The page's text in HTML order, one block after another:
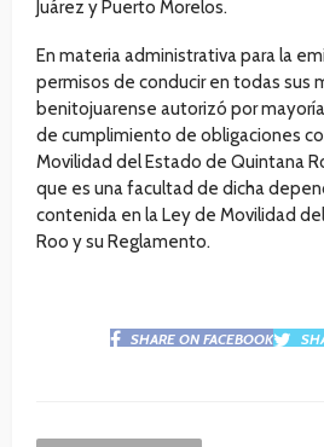
Juárez y Puerto Morelos.
En materia administrativa para la
permisos de conducir en todas sus
benitojuarense autorizó por
de cumplimiento de obligaciones
Movilidad del Estado de Quintana
que es una facultad de dicha
contenida en la Ley de Movilidad
Roo y su Reglamento.
SHARE ON FACEBOOK